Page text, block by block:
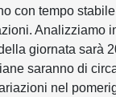
con tempo
Analizziamo
giornata sarà
saranno di
nel